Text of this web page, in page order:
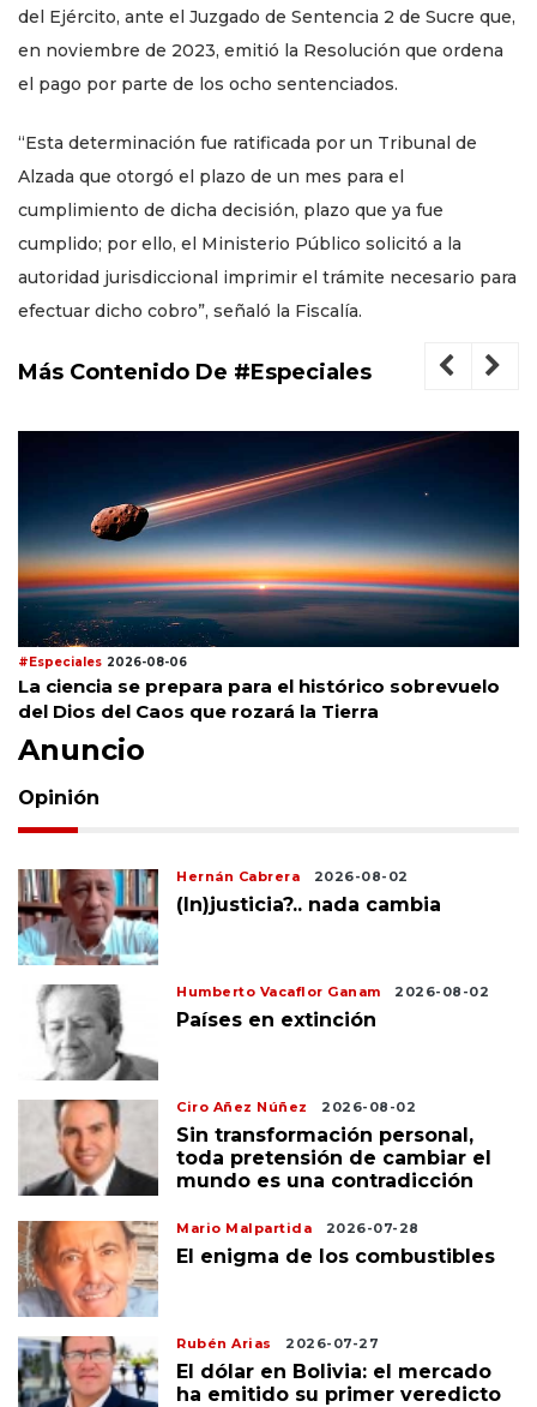
del Ejército, ante el Juzgado de Sentencia 2 de Sucre que,
en noviembre de 2023, emitió la Resolución que ordena
el pago por parte de los ocho sentenciados.
“Esta determinación fue ratificada por un Tribunal de
Alzada que otorgó el plazo de un mes para el
cumplimiento de dicha decisión, plazo que ya fue
cumplido; por ello, el Ministerio Público solicitó a la
autoridad jurisdiccional imprimir el trámite necesario para
efectuar dicho cobro”, señaló la Fiscalía.
Más Contenido De #Especiales
#Especiales 2026-08-06
La ciencia se prepara para el histórico sobrevuelo
del Dios del Caos que rozará la Tierra
Anuncio
Opinión
Hernán Cabrera 2026-08-02
(In)justicia?.. nada cambia
Humberto Vacaflor Ganam 2026-08-02
Países en extinción
Ciro Añez Núñez 2026-08-02
Sin transformación personal,
toda pretensión de cambiar el
mundo es una contradicción
Mario Malpartida 2026-07-28
El enigma de los combustibles
Rubén Arias 2026-07-27
El dólar en Bolivia: el mercado
ha emitido su primer veredicto